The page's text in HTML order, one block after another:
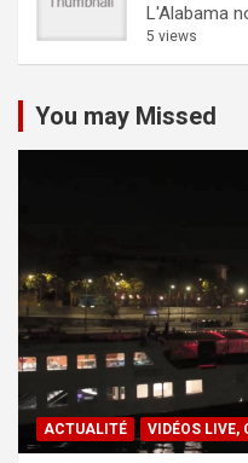
L'Alabama
5 views
You may Missed
ACTUALITÉ VIDÉOS LIVE,